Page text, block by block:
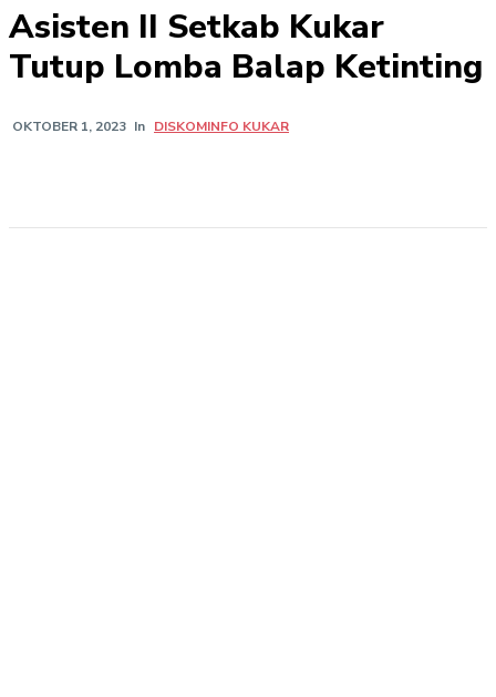
Asisten II Setkab Kukar
Tutup Lomba Balap Ketinting
OKTOBER 1, 2023 In DISKOMINFO KUKAR